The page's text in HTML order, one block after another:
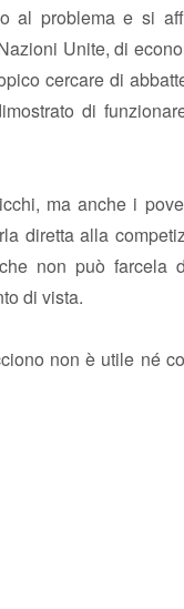
al problema e si
Unite, di
cercare di
di
ma anche i
diretta alla
non può
di vista.
non è utile né